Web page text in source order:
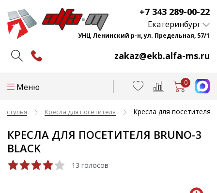
+7 343 289-00-22
zakaz@ekb.alfa-ms.ru
Екатеринбург
УНЦ Ленинский р-н, ул. Предельная, 57/1
Меню 0
стулья Кресла для посетителя Кресла для посетителя
КРЕСЛА ДЛЯ ПОСЕТИТЕЛЯ BRUNO-3
BLACK
13 голосов